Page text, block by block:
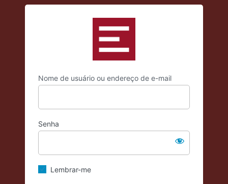
Acessar
Nome de usuário ou endereço de e-mail
Senha
Lembrar-me